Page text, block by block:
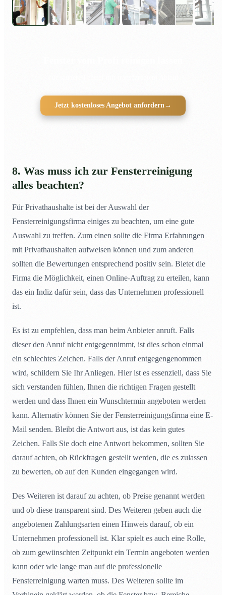
Jetzt kostenloses Angebot anfordern→
8. Was muss ich zur Fensterreinigung
alles beachten?
Für Privathaushalte ist bei der Auswahl der
Fensterreinigungsfirma einiges zu beachten, um eine gute
Auswahl zu treffen. Zum einen sollte die Firma Erfahrungen
mit Privathaushalten aufweisen können und zum anderen
sollten die Bewertungen entsprechend positiv sein. Bietet die
Firma die Möglichkeit, einen Online-Auftrag zu erteilen, kann
das ein Indiz dafür sein, dass das Unternehmen professionell
ist.
Es ist zu empfehlen, dass man beim Anbieter anruft. Falls
dieser den Anruf nicht entgegennimmt, ist dies schon einmal
ein schlechtes Zeichen. Falls der Anruf entgegengenommen
wird, schildern Sie Ihr Anliegen. Hier ist es essenziell, dass Sie
sich verstanden fühlen, Ihnen die richtigen Fragen gestellt
werden und dass Ihnen ein Wunschtermin angeboten werden
kann. Alternativ können Sie der Fensterreinigungsfirma eine E-
Mail senden. Bleibt die Antwort aus, ist das kein gutes
Zeichen. Falls Sie doch eine Antwort bekommen, sollten Sie
darauf achten, ob Rückfragen gestellt werden, die es zulassen
zu bewerten, ob auf den Kunden eingegangen wird.
Des Weiteren ist darauf zu achten, ob Preise genannt werden
und ob diese transparent sind. Des Weiteren geben auch die
angebotenen Zahlungsarten einen Hinweis darauf, ob ein
Unternehmen professionell ist. Klar spielt es auch eine Rolle,
ob zum gewünschten Zeitpunkt ein Termin angeboten werden
kann oder wie lange man auf die professionelle
Fensterreinigung warten muss. Des Weiteren sollte im